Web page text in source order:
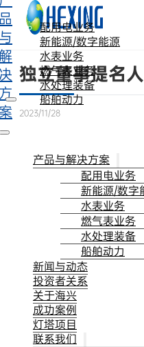
跳转到主要内容 跳转到页脚
配用电业务
新能源/数字能源
水表业务
燃气表业务
水处理装备
船舶动力
产品与解决方案
配用电业务
新能源/数字
水表业务
燃气表业务
水处理装备
船舶动力
新闻与动态
投资者关系
关于海兴
成功案例
灯塔项目
联系我们
独立董事提名
2023/11/28